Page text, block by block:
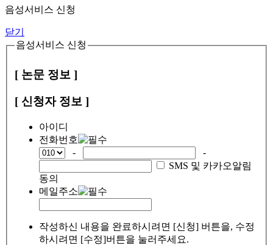
음성서비스 신청
닫기
음성서비스 신청
[ 논문 정보 ]
[ 신청자 정보 ]
아이디
전화번호
-
-
SMS 및 카카오알림
동의
메일주소
작성하신 내용을 완료하시려면 [신청] 버튼을, 수정
하시려면 [수정]버튼을 눌러주세요.